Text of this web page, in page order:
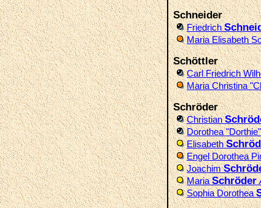
Schneider
Friedrich
Maria Elisabeth
Schöttler
Carl Friedrich
Maria Christina
Schröder
Christian
Dorothea
Elisabeth
Engel Dorothea
Joachim
MariaSchröder
Sophia Dorothea